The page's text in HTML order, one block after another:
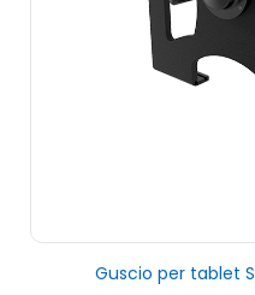
Guscio per tablet